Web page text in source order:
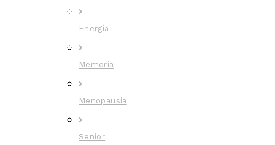
Energía
Memoria
Menopausia
Senior